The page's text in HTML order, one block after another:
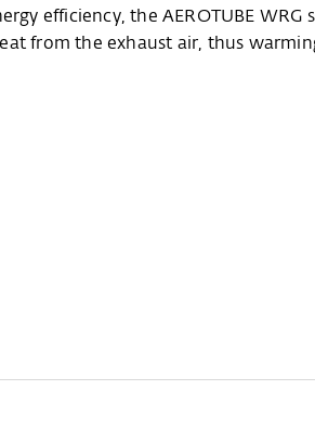
efficiency, the AEROTUBE WRG
from the exhaust air, thus